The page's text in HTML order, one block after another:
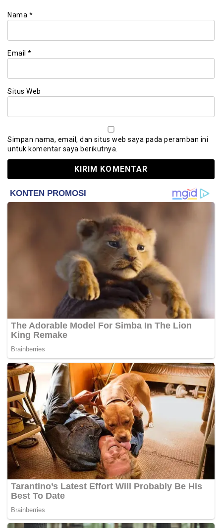
Nama *
Email *
Situs Web
Simpan nama, email, dan situs web saya pada peramban ini
untuk komentar saya berikutnya.